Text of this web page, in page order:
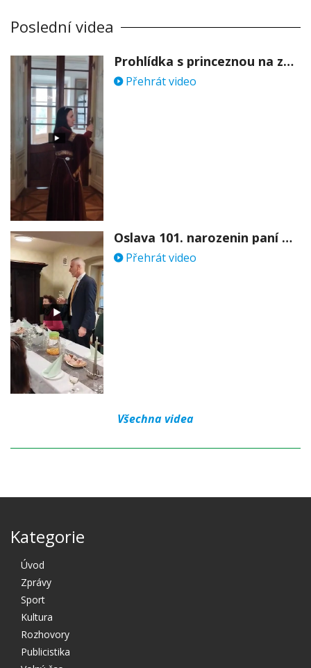
Poslední videa
Prohlídka s princeznou na zámku Stekník
Přehrát video
Oslava 101. narozenin paní Věry Skořepové
Přehrát video
Všechna videa
Kategorie
Úvod
Zprávy
Sport
Kultura
Rozhovory
Publicistika